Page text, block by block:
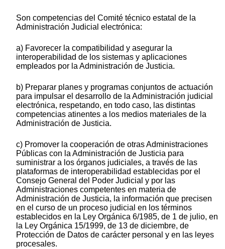
Son competencias del Comité técnico estatal de la
Administración Judicial electrónica:
a) Favorecer la compatibilidad y asegurar la
interoperabilidad de los sistemas y aplicaciones
empleados por la Administración de Justicia.
b) Preparar planes y programas conjuntos de actuación
para impulsar el desarrollo de la Administración judicial
electrónica, respetando, en todo caso, las distintas
competencias atinentes a los medios materiales de la
Administración de Justicia.
c) Promover la cooperación de otras Administraciones
Públicas con la Administración de Justicia para
suministrar a los órganos judiciales, a través de las
plataformas de interoperabilidad establecidas por el
Consejo General del Poder Judicial y por las
Administraciones competentes en materia de
Administración de Justicia, la información que precisen
en el curso de un proceso judicial en los términos
establecidos en la Ley Orgánica 6/1985, de 1 de julio, en
la Ley Orgánica 15/1999, de 13 de diciembre, de
Protección de Datos de carácter personal y en las leyes
procesales.